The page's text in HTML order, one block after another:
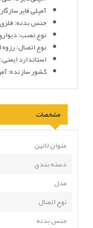
آمپلی فایر سازگار: سری‌های 612 /
جنس بدنه:
نوع نصب:
نوع اتصال:
استاندارد
کشور سازنده:
مشخصات
عنوان لاتین
دسته بندی
مدل
نوع اتصال
جنس بدنه